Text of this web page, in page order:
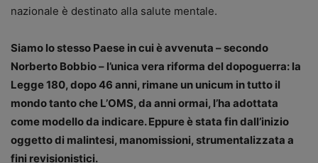
nazionale è destinato alla salute mentale.
Siamo lo stesso Paese in cui è avvenuta – secondo
Norberto Bobbio – l’unica vera riforma del dopoguerra: la
Legge 180, dopo 46 anni, rimane un unicum in tutto il
mondo tanto che L’OMS, da anni ormai, l’ha adottata
come modello da indicare. Eppure è stata fin dall’inizio
oggetto di malintesi, manomissioni, strumentalizzata a
fini revisionistici.